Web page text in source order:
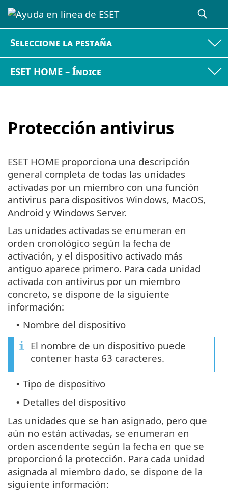
Seleccione la pestaña
ESET HOME – Índice
Protección antivirus
ESET HOME proporciona una descripción
general completa de todas las unidades
activadas por un miembro con una función
antivirus para dispositivos Windows, MacOS,
Android y Windows Server.
Las unidades activadas se enumeran en
orden cronológico según la fecha de
activación, y el dispositivo activado más
antiguo aparece primero. Para cada unidad
activada con antivirus por un miembro
concreto, se dispone de la siguiente
información:
• Nombre del dispositivo
El nombre de un dispositivo puede
contener hasta 63 caracteres.
• Tipo de dispositivo
• Detalles del dispositivo
Las unidades que se han asignado, pero que
aún no están activadas, se enumeran en
orden ascendente según la fecha en que se
proporcionó la protección. Para cada unidad
asignada al miembro dado, se dispone de la
siguiente información: